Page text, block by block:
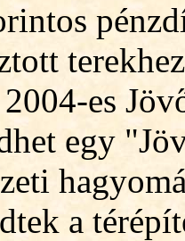
es
egy
a